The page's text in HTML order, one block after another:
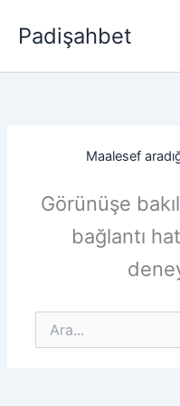
atlaPadişahbet
Maalesef
Görünüşe
bağlantı
for: